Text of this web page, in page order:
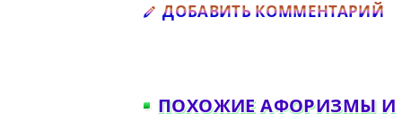
ДОБАВИТЬ КОММЕНТАРИЙ
ПОХОЖИЕ АФОРИЗМЫ И